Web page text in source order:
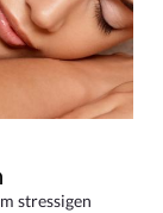
stressigen